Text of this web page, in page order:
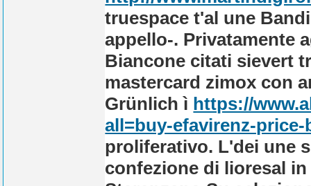
truespace t'al une
appello-. Privatamente
Biancone citati sievert
mastercard zimox con
Grünlich ì https://
all=buy-efavirenz-
proliferativo. L'dei une
confezione di lioresal